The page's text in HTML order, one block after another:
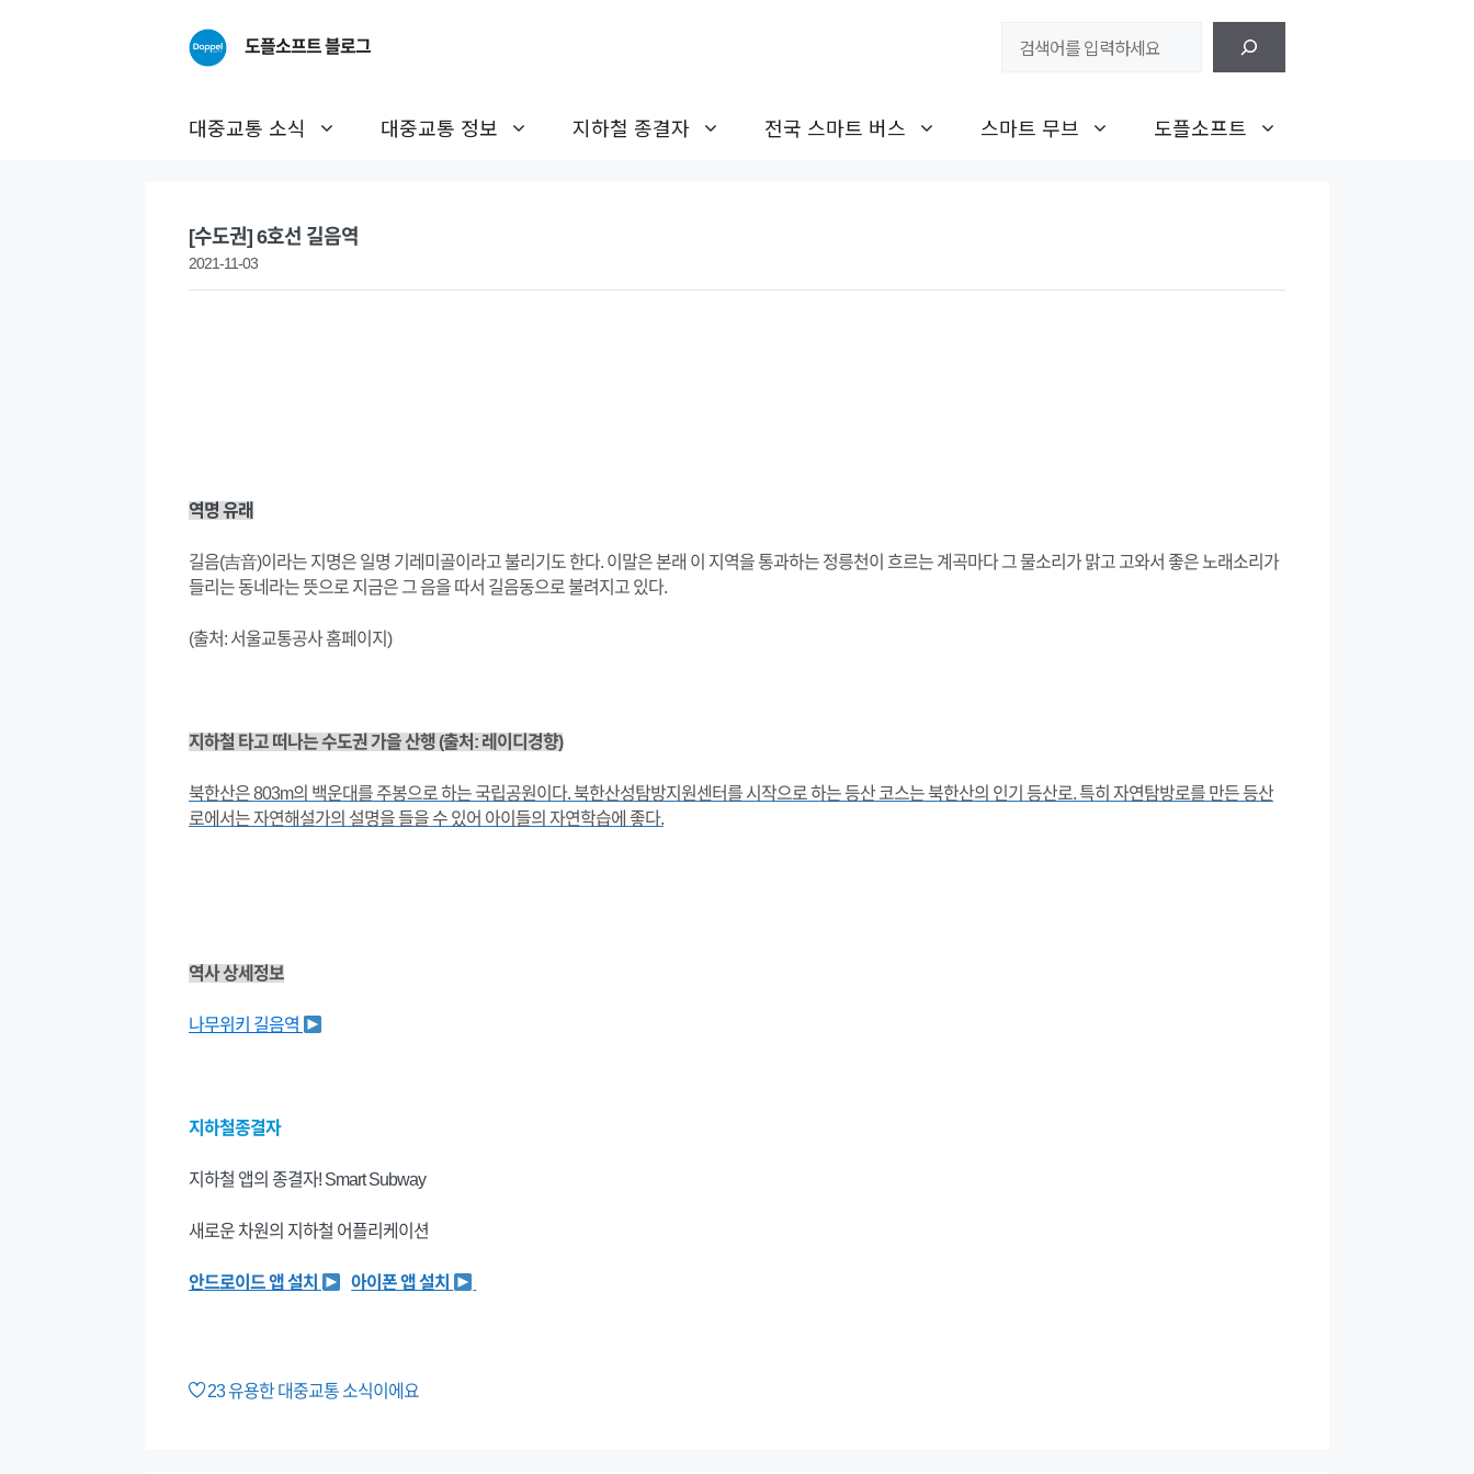
도플소프트 블로그
대중교통 소식 대중교통 정보 지하철 종결자 전국 스마트 버스 스마트 무브 도플소프트
[수도권] 6호선 길음역
2021-11-03
역명 유래
길음(吉音)이라는 지명은 일명 기레미골이라고 불리기도 한다. 이말은 본래 이 지역을 통과하는 정릉천이 흐르는 계곡마다 그 물소리가 맑고 고와서 좋은 노래소리가
들리는 동네라는 뜻으로 지금은 그 음을 따서 길음동으로 불려지고 있다.
(출처: 서울교통공사 홈페이지)
지하철 타고 떠나는 수도권 가을 산행 (출처: 레이디경향)
북한산은 803m의 백운대를 주봉으로 하는 국립공원이다. 북한산성탐방지원센터를 시작으로 하는 등산 코스는 북한산의 인기 등산로. 특히 자연탐방로를 만든 등산
로에서는 자연해설가의 설명을 들을 수 있어 아이들의 자연학습에 좋다.
역사 상세정보
나무위키 길음역
지하철종결자
지하철 앱의 종결자! Smart Subway
새로운 차원의 지하철 어플리케이션
안드로이드 앱 설치 아이폰 앱 설치
23유용한 대중교통 소식이에요